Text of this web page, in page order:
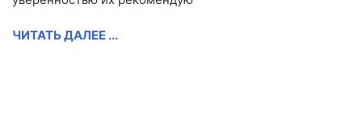
ЧИТАТЬ ДАЛЕЕ ...